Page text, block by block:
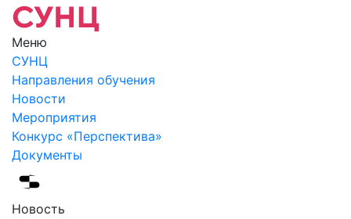
Меню
СУНЦ
Направления обучения
Новости
Мероприятия
Конкурс «Перспектива»
Документы
Новость